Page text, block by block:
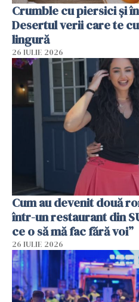
Crumble cu piersici și
Desertul verii care te
lingură
26 IULIE 2026
Cum au devenit două
într-un restaurant din
ce o să mă fac fără voi”
26 IULIE 2026